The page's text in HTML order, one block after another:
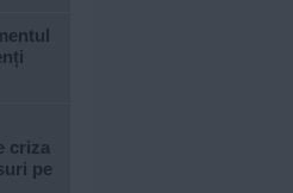
criza
pe